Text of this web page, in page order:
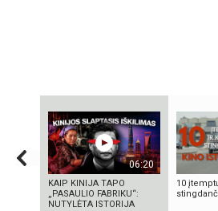
06:20
KAIP KINIJA TAPO
„PASAULIO FABRIKU“:
NUTYLĖTA ISTORIJA
10